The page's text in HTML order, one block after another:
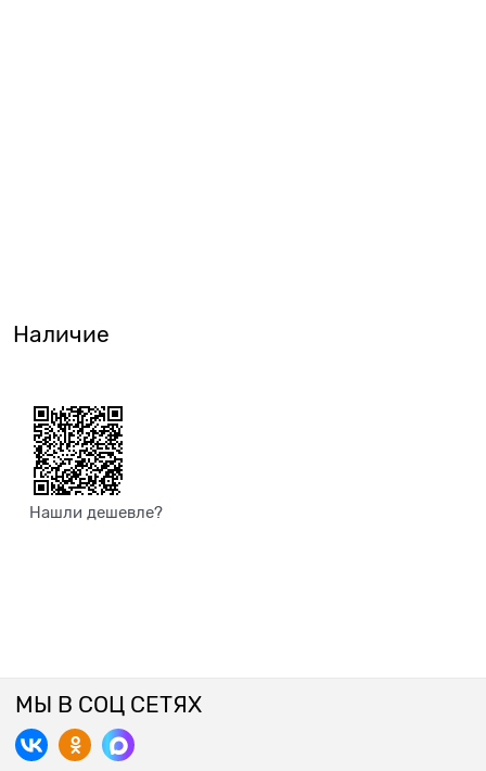
Наличие
Нашли дешевле?
МЫ В СОЦ СЕТЯХ